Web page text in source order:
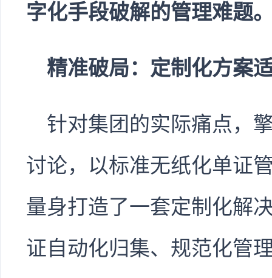
字化手段破解的管理难题
精准破局：定制化方案
针对集团的实际痛点，
讨论，以标准无纸化单证
量身打造了一套定制化解
证自动化归集、规范化管